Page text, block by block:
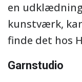
en
kunstværk,
finde det hos
Garnstudio